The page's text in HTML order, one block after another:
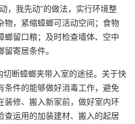
，我先动”的做法，实行环境整
物，紧缩蟑螂可活动空间；食物
螂留口粮；及时检查墙体、空中
寄居条件。
断蟑螂夹带入室的途径。关于快
条件的能够做好消毒工作，避免
装修、搬入新家前，做好室内环
查运用的加装建材、搬入的起居